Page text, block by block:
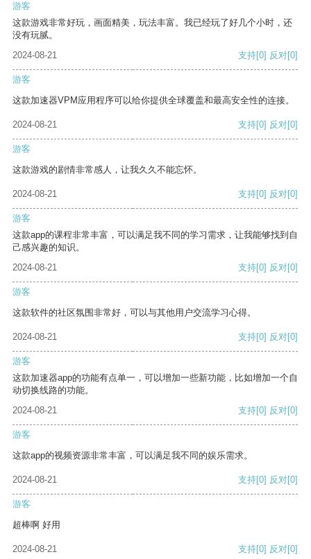
游客
这款游戏非常好玩，画面精美，玩法丰富。我已经玩了好几个小时，还
没有玩腻。
2024-08-21
支持[0] 反对[0]
游客
这款加速器VPM应用程序可以给你提供全球覆盖和最高安全性的连接。
2024-08-21 支持[0] 反对[0]
游客
这款游戏的剧情非常感人，让我久久不能忘怀。
2024-08-21 支持[0] 反对[0]
游客
这款app的课程非常丰富，可以满足我不同的学习需求，让我能够找到自
己感兴趣的知识。
2024-08-21
支持[0] 反对[0]
游客
这款软件的社区氛围非常好，可以与其他用户交流学习心得。
2024-08-21 支持[0] 反对[0]
游客
这款加速器app的功能有点单一，可以增加一些新功能，比如增加一个自
动切换线路的功能。
2024-08-21
支持[0] 反对[0]
游客
这款app的视频资源非常丰富，可以满足我不同的娱乐需求。
2024-08-21 支持[0] 反对[0]
游客
超棒啊 好用
2024-08-21 支持[0] 反对[0]